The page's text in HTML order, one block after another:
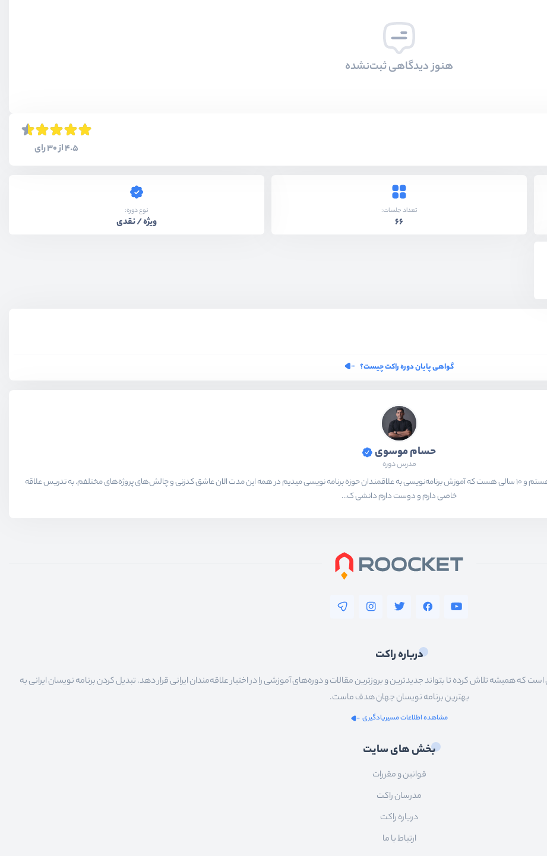
هنوز دیدگاهی ثبت‌نشده
4.5 از 30 رای
تعداد جلسات:
66
نوع دوره:
ویژه / نقدی
گواهی پایان دوره راکت چیست؟
حسام موسوی
مدرس دوره
بیشتر از ۱۵ سال هست که در حال برنامه‌نویسی و انجام پروژه های مختلف هستم و ۱۰ سالی هست که آموزش برنامه‌نویسی به علاقمندان حوزه برنامه نویسی میدیم در همه این مدت الان عاشق کدزنی و چالش‌های پروژه‌های مختلفم. به تدریس علاقه
خاصی دارم و دوست دارم دانشی ک...
درباره راکت
که همیشه تلاش کرده تا بتواند جدیدترین و بروزترین مقالات و دوره‌های آموزشی را در اختیار علاقه‌مندان ایرانی قرار دهد. تبدیل کردن برنامه نویسان ایرانی به
بهترین برنامه نویسان جهان هدف ماست.
مشاهده اطلاعات مسیریادگیری
بخش های سایت
قوانین و مقررات
مدرسان راکت
درباره راکت
ارتباط با ما